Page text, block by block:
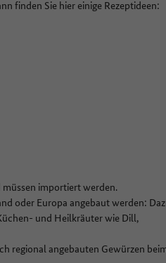
finden Sie hier einige Rezeptideen:
importiert werden.
oder Europa angebaut werden:
und Heilkräuter wie Dill,
regional angebauten Gewürzen